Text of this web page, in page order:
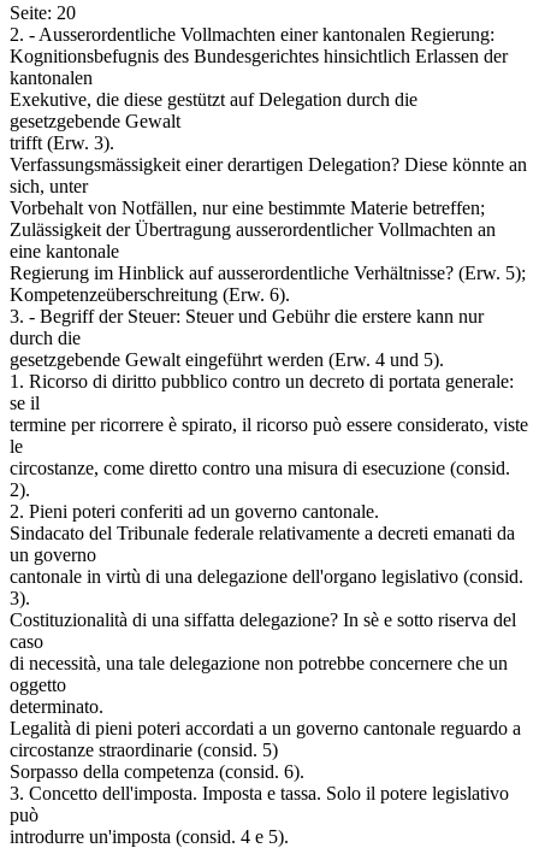
Seite: 20
2. - Ausserordentliche Vollmachten einer kantonalen Regierung:
Kognitionsbefugnis des Bundesgerichtes hinsichtlich Erlassen der
kantonalen
Exekutive, die diese gestützt auf Delegation durch die
gesetzgebende Gewalt
trifft (Erw. 3).
Verfassungsmässigkeit einer derartigen Delegation? Diese könnte an
sich, unter
Vorbehalt von Notfällen, nur eine bestimmte Materie betreffen;
Zulässigkeit der Übertragung ausserordentlicher Vollmachten an
eine kantonale
Regierung im Hinblick auf ausserordentliche Verhältnisse? (Erw. 5);
Kompetenzeüberschreitung (Erw. 6).
3. - Begriff der Steuer: Steuer und Gebühr die erstere kann nur
durch die
gesetzgebende Gewalt eingeführt werden (Erw. 4 und 5).
1. Ricorso di diritto pubblico contro un decreto di portata generale:
se il
termine per ricorrere è spirato, il ricorso può essere considerato, viste
le
circostanze, come diretto contro una misura di esecuzione (consid.
2).
2. Pieni poteri conferiti ad un governo cantonale.
Sindacato del Tribunale federale relativamente a decreti emanati da
un governo
cantonale in virtù di una delegazione dell'organo legislativo (consid.
3).
Costituzionalità di una siffatta delegazione? In sè e sotto riserva del
caso
di necessità, una tale delegazione non potrebbe concernere che un
oggetto
determinato.
Legalità di pieni poteri accordati a un governo cantonale reguardo a
circostanze straordinarie (consid. 5)
Sorpasso della competenza (consid. 6).
3. Concetto dell'imposta. Imposta e tassa. Solo il potere legislativo
può
introdurre un'imposta (consid. 4 e 5).